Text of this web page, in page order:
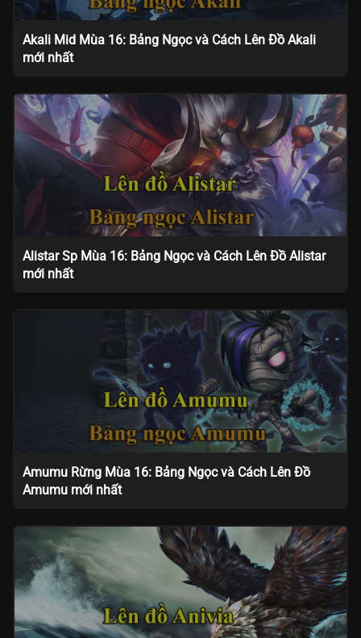
Akali Mid Mùa 16: Bảng Ngọc và Cách Lên Đồ Akali
mới nhất
Alistar Sp Mùa 16: Bảng Ngọc và Cách Lên Đồ Alistar
mới nhất
Amumu Rừng Mùa 16: Bảng Ngọc và Cách Lên Đồ
Amumu mới nhất